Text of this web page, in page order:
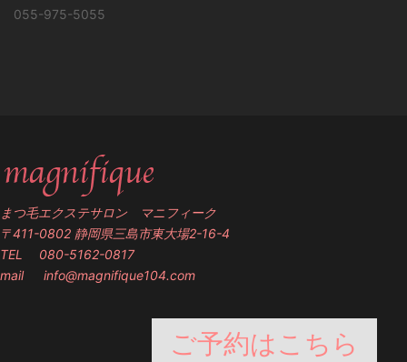
055-975-5055
まつ毛エクステサロン マニフィーク
〒411-0802 静岡県三島市東大場2-16-4
TEL 080-5162-0817
mail info@magnifique104.com
ご予約はこちら